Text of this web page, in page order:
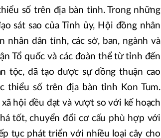
số trên địa bàn tỉnh. Trong những
sát sao của Tỉnh ủy, Hội đồng nhân
dân tỉnh, các sở, ban, ngành và
Tổ quốc và các đoàn thể từ tỉnh đến
tộc, đã tạo được sự đồng thuận cao
thiểu số trên địa bàn tỉnh Kon Tum.
hội đều đạt và vượt so với kế hoạch
tốt, chuyển đổi cơ cấu phù hợp với
tục phát triển với nhiều loại cây cho